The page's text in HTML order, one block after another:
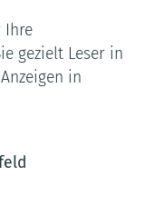
Ihre
gezielt Leser in
in